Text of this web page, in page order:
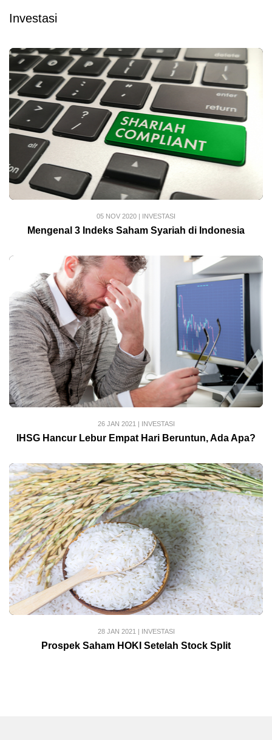
Investasi
05 NOV 2020 | INVESTASI
Mengenal 3 Indeks Saham Syariah di Indonesia
26 JAN 2021 | INVESTASI
IHSG Hancur Lebur Empat Hari Beruntun, Ada Apa?
28 JAN 2021 | INVESTASI
Prospek Saham HOKI Setelah Stock Split